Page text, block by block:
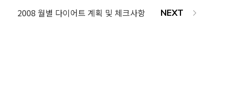
2008 월별 다이어트 계획 및 체크사항